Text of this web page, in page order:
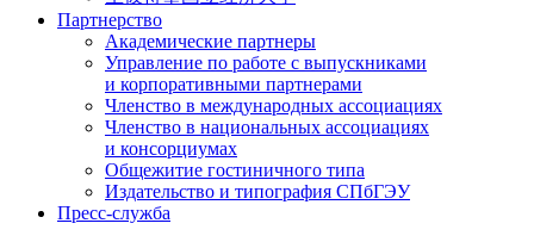
Партнерство
Академические партнеры
Управление по работе с выпускниками
и корпоративными партнерами
Членство в международных ассоциациях
Членство в национальных ассоциациях
и консорциумах
Общежитие гостиничного типа
Издательство и типография СПбГЭУ
Пресс-служба